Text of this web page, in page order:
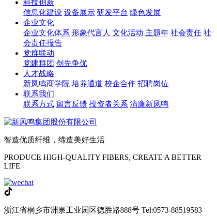
科技创新
信息化建设 设备展示 研发平台 绿色发展
企业文化
企业文化体系 形象代言人 文化活动 主题年 社会责任 社
会责任报告
党群联动
党建群团 创先争优
人才战略
新凤鸣商学院 培养通道 校企合作 招聘岗位
联系我们
联系方式 留言反馈 投资者关系 清廉新凤鸣
智造优质纤维，缔造美好生活
PRODUCE HIGH-QUALITY FIBERS, CREATE A BETTER
LIFE
浙江省桐乡市洲泉工业园区德胜路888号 Tel:0573-88519583